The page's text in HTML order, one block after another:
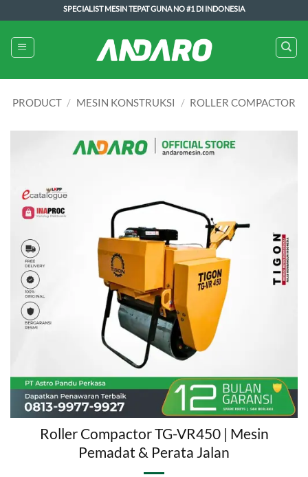
to
content
SPECIALIST MESIN TEPAT GUNA NO #1 DI INDONESIA
PRODUCT / MESIN KONSTRUKSI / ROLLER COMPACTOR
Roller Compactor TG-VR450 | Mesin
Pemadat & Perata Jalan